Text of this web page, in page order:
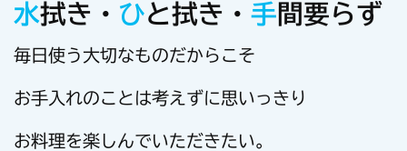
水拭き・ ひと拭き・ 手間要らず
毎日使う大切なものだからこそ
お手入れのことは考えずに思いっきり
お料理を楽しんでいただきたい。